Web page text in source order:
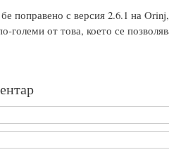
поправено с версия 2.6.1 на
големи от това, което се